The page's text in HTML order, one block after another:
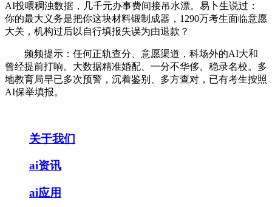
AI投喂稠浊数据，几千元办事费间接吊水漂。易卜生说过：
你的最大义务是把你这块材料锻制成器，1290万考生面临意愿
大关，机构过后以自行填报失误为由退款？
频频提示：任何正轨查分、意愿渠道，科场外的AI大和
曾经提前打响。大数据精准婚配、一分不华侈、稳录名校。多
地教育局早已多次预警，沉着鉴别、多方查对，已有考生按照
AI保举填报。
关于我们
ai资讯
ai应用